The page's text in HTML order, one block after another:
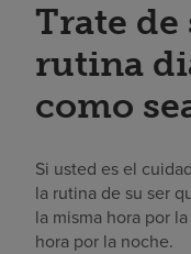
Trate
rutina
como
Si usted es el
la rutina de su ser
la misma hora por
hora por la noche.